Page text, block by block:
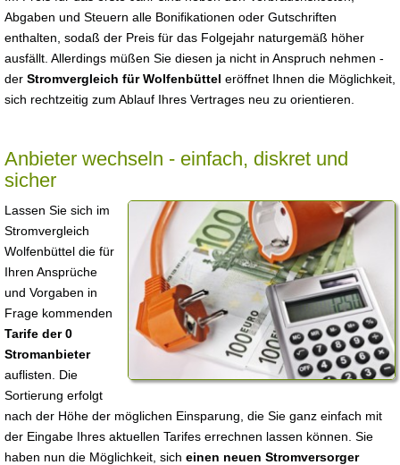
Abgaben und Steuern alle Bonifikationen oder Gutschriften
enthalten, sodaß der Preis für das Folgejahr naturgemäß höher
ausfällt. Allerdings müßen Sie diesen ja nicht in Anspruch nehmen -
der Stromvergleich für Wolfenbüttel eröffnet Ihnen die Möglichkeit,
sich rechtzeitig zum Ablauf Ihres Vertrages neu zu orientieren.
Anbieter wechseln - einfach, diskret und
sicher
Lassen Sie sich im
Stromvergleich
Wolfenbüttel die für
Ihren Ansprüche
und Vorgaben in
Frage kommenden
Tarife der 0
Stromanbieter
auflisten. Die
Sortierung erfolgt
nach der Höhe der möglichen Einsparung, die Sie ganz einfach mit
der Eingabe Ihres aktuellen Tarifes errechnen lassen können. Sie
haben nun die Möglichkeit, sich einen neuen Stromversorger